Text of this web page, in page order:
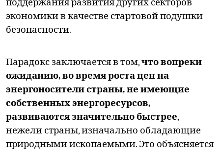
поддержания развития других секторов
экономики в качестве стартовой подушки
безопасности.
Парадокс заключается в том,что вопреки
ожиданию, во время роста цен на
энергоносители страны, не имеющие
собственных энергоресурсов,
развиваются значительно быстрее,
нежели страны, изначально обладающие
природными ископаемыми. Это объясняется